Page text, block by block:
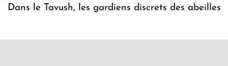
Dans le Tavush, les gardiens discrets des abeilles